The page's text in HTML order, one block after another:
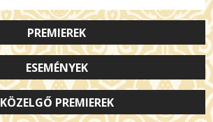
PREMIEREK
ESEMÉNYEK
KÖZELGŐ PREMIEREK